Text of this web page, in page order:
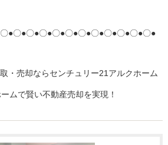
●〇●〇●〇●〇●〇●〇●〇●〇●〇●〇●〇●
・売却ならセンチュリー21アルクホーム
ムで賢い不動産売却を実現！